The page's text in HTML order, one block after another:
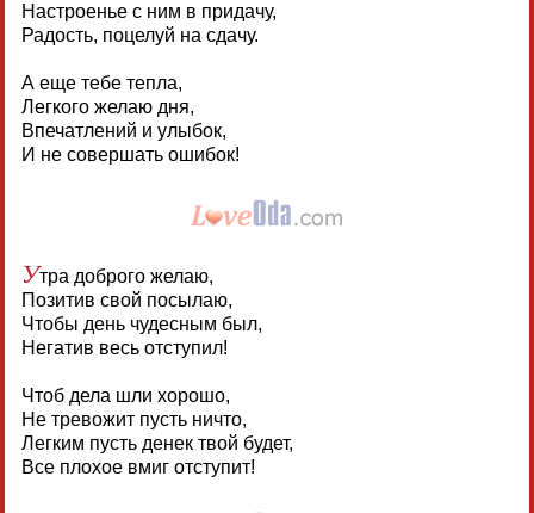
Настроенье с ним в придачу,
Радость, поцелуй на сдачу.
А еще тебе тепла,
Легкого желаю дня,
Впечатлений и улыбок,
И не совершать ошибок!
Утра доброго желаю,
Позитив свой посылаю,
Чтобы день чудесным был,
Негатив весь отступил!
Чтоб дела шли хорошо,
Не тревожит пусть ничто,
Легким пусть денек твой будет,
Все плохое вмиг отступит!